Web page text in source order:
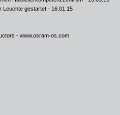
Leuchte gestartet - 16.01.15
- www.osram-os.com